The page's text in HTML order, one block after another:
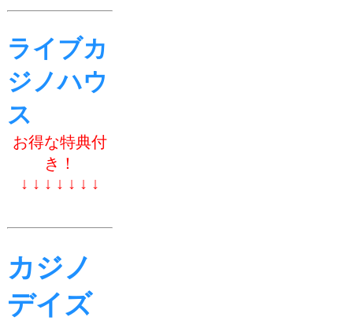
ライブカ
ジノハウ
ス
お得な特典付
き！
↓ ↓ ↓ ↓ ↓ ↓ ↓
カジノ
デイズ